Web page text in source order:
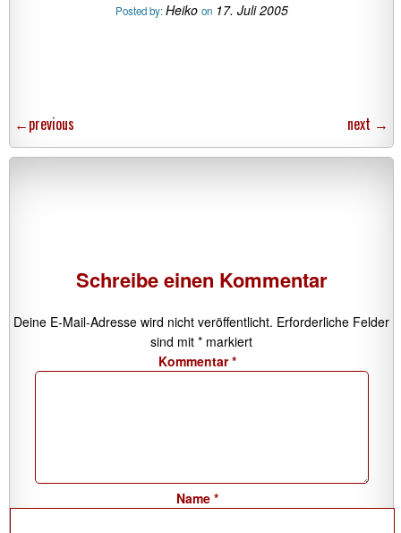
Posted by:Heiko on 17. Juli 2005
←previous next →
Schreibe einen Kommentar
Deine E-Mail-Adresse wird nicht veröffentlicht. Erforderliche Felder
sind mit * markiert
Kommentar*
Name *